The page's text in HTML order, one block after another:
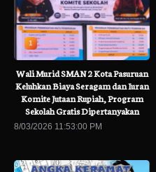
1
Wali Murid SMAN 2 Kota Pasuruan
Keluhkan Biaya Seragam dan Iuran
Komite Jutaan Rupiah, Program
Sekolah Gratis Dipertanyakan
8/03/2026 11:53:00 PM